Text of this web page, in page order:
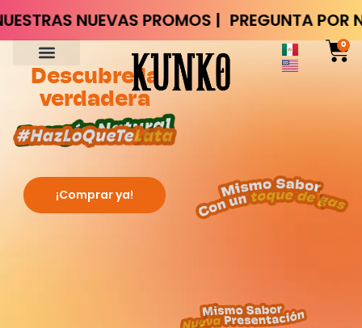
NUEVAS PROMOS | PREGUNTA POR
0
Descubre la
verdadera
¡Comprar ya!